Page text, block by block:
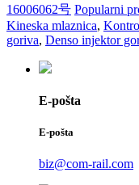
16006062号 Popularni
Kineska mlaznica,
goriva, Denso injektor
E-pošta
E-pošta
biz@com-rail.com